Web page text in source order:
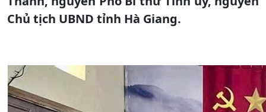
Chủ tịch UBND tỉnh Hà Giang.